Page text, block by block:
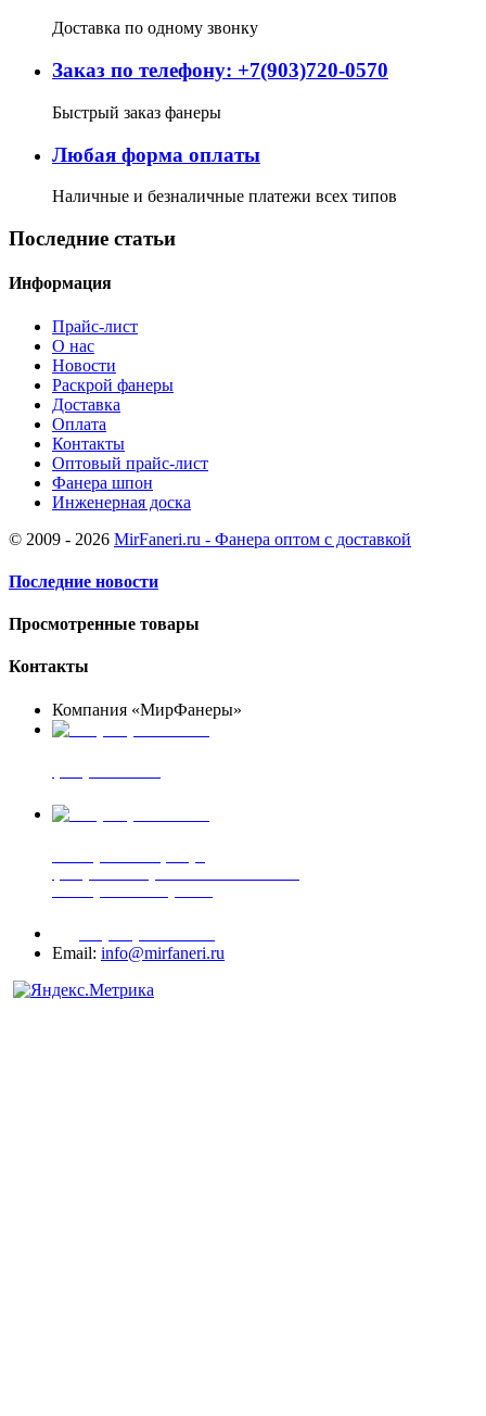
Доставка по одному звонку
Заказ по телефону: +7(903)720-0570
Быстрый заказ фанеры
Любая форма оплаты
Наличные и безналичные платежи всех типов
Последние статьи
Информация
Прайс-лист
О нас
Новости
Раскрой фанеры
Доставка
Оплата
Контакты
Оптовый прайс-лист
Фанера шпон
Инженерная доска
© 2009 - 2026 MirFaneri.ru - Фанера оптом с доставкой
Последние новости
Просмотренные товары
Контакты
Компания «МирФанеры»
Email: info@mirfaneri.ru